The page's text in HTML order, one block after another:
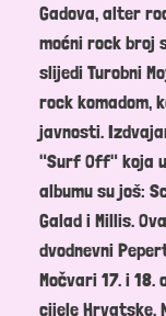
Gadova, alter
moćni rock broj
slijedi Turobni
rock komadom,
javnosti.
"Surf Off" koja
albumu su još:
Galad i Millis.
dvodnevni
Močvari 17. i
cijele Hrvatske.